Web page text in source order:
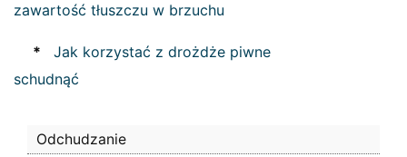
zawartość tłuszczu w brzuchu
*
Jak korzystać z drożdże piwne
schudnąć
Odchudzanie